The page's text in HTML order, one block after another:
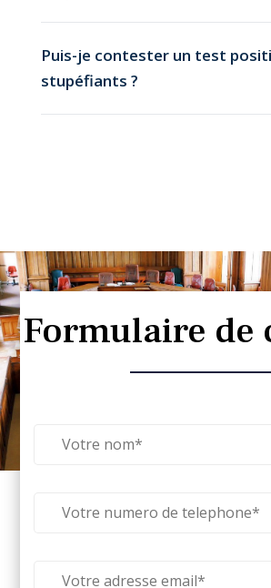
Puis-je contester un test
stupéfiants ?
Formulaire de